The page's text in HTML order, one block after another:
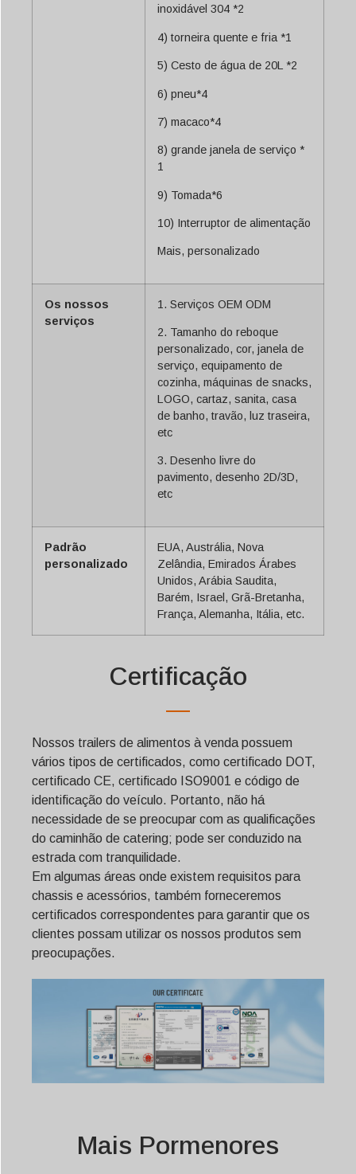
inoxidável 304 *2
4) torneira quente e fria *1
5) Cesto de água de 20L *2
6) pneu*4
7) macaco*4
8) grande janela de serviço *
1
9) Tomada*6
10) Interruptor de alimentação
Mais, personalizado
Os nossos
serviços
1. Serviços OEM ODM
2. Tamanho do reboque
personalizado, cor, janela de
serviço, equipamento de
cozinha, máquinas de snacks,
LOGO, cartaz, sanita, casa
de banho, travão, luz traseira,
etc
3. Desenho livre do
pavimento, desenho 2D/3D,
etc
Padrão
personalizado
EUA, Austrália, Nova
Zelândia, Emirados Árabes
Unidos, Arábia Saudita,
Barém, Israel, Grã-Bretanha,
França, Alemanha, Itália, etc.
Certificação
Nossos trailers de alimentos à venda possuem
vários tipos de certificados, como certificado DOT,
certificado CE, certificado ISO9001 e código de
identificação do veículo. Portanto, não há
necessidade de se preocupar com as qualificações
do caminhão de catering; pode ser conduzido na
estrada com tranquilidade.
Em algumas áreas onde existem requisitos para
chassis e acessórios, também forneceremos
certificados correspondentes para garantir que os
clientes possam utilizar os nossos produtos sem
preocupações.
Mais Pormenores